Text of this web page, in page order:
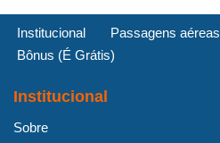
Institucional Passagens aéreas
Bônus (É Grátis)
Institucional
Sobre